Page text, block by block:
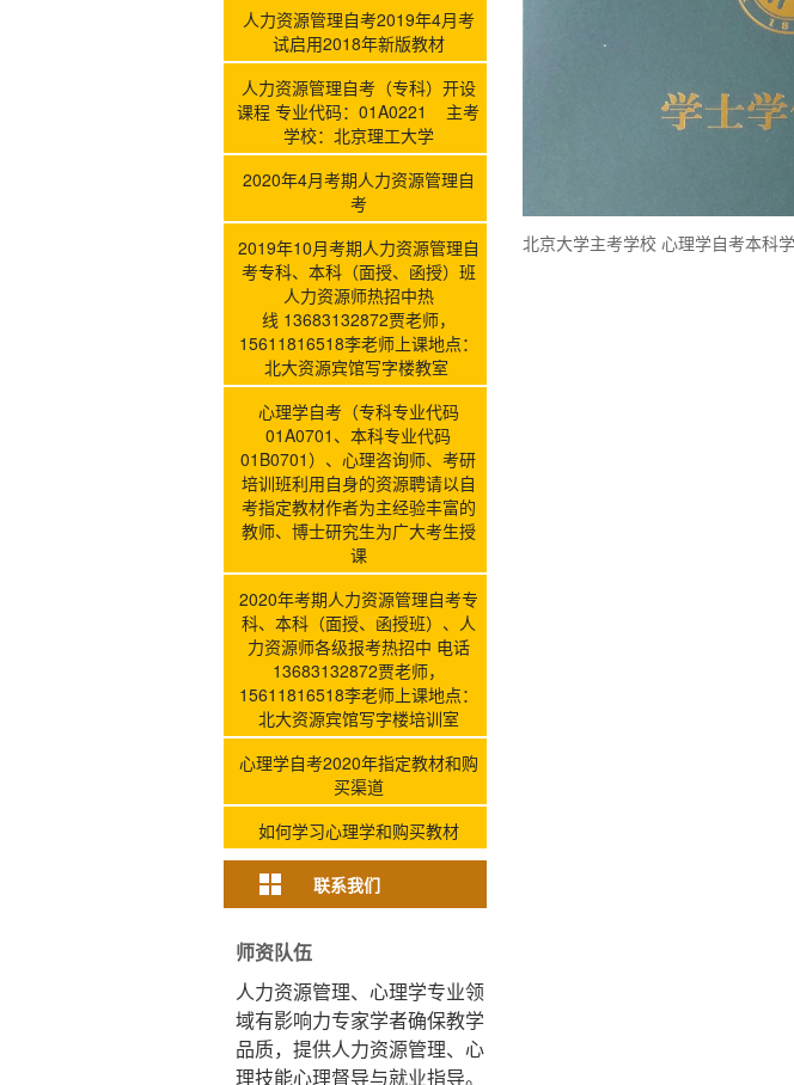
人力资源管理自考2019年4月考
试启用2018年新版教材
人力资源管理自考（专科）开设
课程 专业代码：01A0221 主考
学校：北京理工大学
2020年4月考期人力资源管理自
考
2019年10月考期人力资源管理自
考专科、本科（面授、函授）班
人力资源师热招中热
线 13683132872贾老师，
15611816518李老师上课地点：
北大资源宾馆写字楼教室
心理学自考（专科专业代码
01A0701、本科专业代码
01B0701）、心理咨询师、考研
培训班利用自身的资源聘请以自
考指定教材作者为主经验丰富的
教师、博士研究生为广大考生授
课
2020年考期人力资源管理自考专
科、本科（面授、函授班）、人
力资源师各级报考热招中 电话
13683132872贾老师，
15611816518李老师上课地点：
北大资源宾馆写字楼培训室
心理学自考2020年指定教材和购
买渠道
如何学习心理学和购买教材
联系我们
师资队伍
人力资源管理、心理学专业领
域有影响力专家学者确保教学
品质， 提供人力资源管理、心
理技能心理督导与就业指导。
北京大学主考学校 心理学自考本科